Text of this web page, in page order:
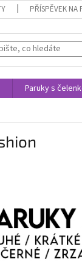
PŘÍSPĚVEK NA
Paruky s